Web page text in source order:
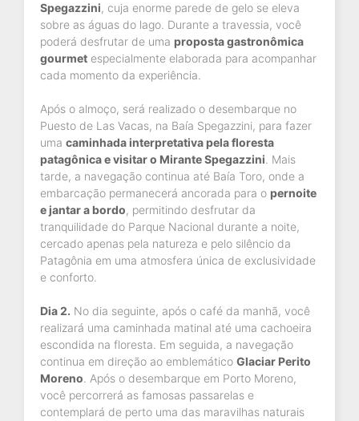
Spegazzini, cuja enorme parede de gelo se eleva
sobre as águas do lago. Durante a travessia, você
poderá desfrutar de uma proposta gastronômica
gourmet especialmente elaborada para acompanhar
cada momento da experiência.
Após o almoço, será realizado o desembarque no
Puesto de Las Vacas, na Baía Spegazzini, para fazer
uma caminhada interpretativa pela floresta
patagônica e visitar o Mirante Spegazzini . Mais
tarde, a navegação continua até Baía Toro, onde a
embarcação permanecerá ancorada para o pernoite
e jantar a bordo, permitindo desfrutar da
tranquilidade do Parque Nacional durante a noite,
cercado apenas pela natureza e pelo silêncio da
Patagônia em uma atmosfera única de exclusividade
e conforto.
Dia 2. No dia seguinte, após o café da manhã, você
realizará uma caminhada matinal até uma cachoeira
escondida na floresta. Em seguida, a navegação
continua em direção ao emblemático Glaciar Perito
Moreno . Após o desembarque em Porto Moreno,
você percorrerá as famosas passarelas e
contemplará de perto uma das maravilhas naturais